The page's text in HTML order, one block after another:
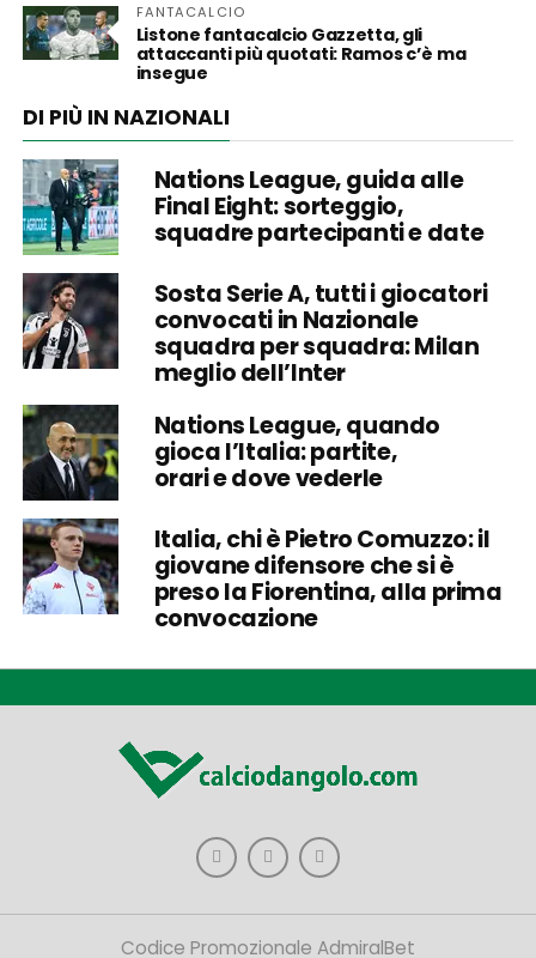
FANTACALCIO
Listone fantacalcio Gazzetta, gli
attaccanti più quotati: Ramos c’è ma
insegue
DI PIÙ IN NAZIONALI
Nations League, guida alle
Final Eight: sorteggio,
squadre partecipanti e date
Sosta Serie A, tutti i giocatori
convocati in Nazionale
squadra per squadra: Milan
meglio dell’Inter
Nations League, quando
gioca l’Italia: partite,
orari e dove vederle
Italia, chi è Pietro Comuzzo: il
giovane difensore che si è
preso la Fiorentina, alla prima
convocazione
Codice Promozionale AdmiralBet